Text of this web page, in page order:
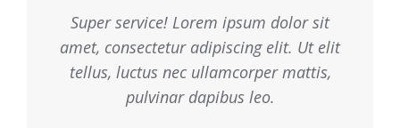
Super service! Lorem ipsum dolor sit
amet, consectetur adipiscing elit. Ut elit
tellus, luctus nec ullamcorper mattis,
pulvinar dapibus leo.